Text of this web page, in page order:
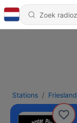
Stations Friesland